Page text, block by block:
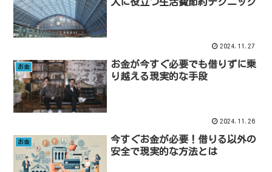
2024.11.27
お金
お金が今すぐ必要でも借りずに乗
り越える現実的な手段
2024.11.26
お金
今すぐお金が必要！借りる以外の
安全で現実的な方法とは